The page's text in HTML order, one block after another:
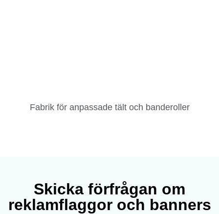
Fabrik för anpassade tält och banderoller
Skicka förfrågan om
reklamflaggor och banners